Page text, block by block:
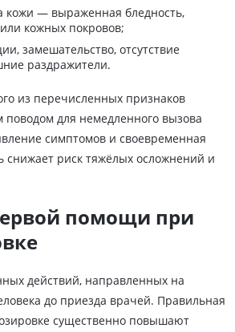
кожи — выраженная бледность,
кожных покровов;
замешательство, отсутствие
раздражители.
из перечисленных признаков
поводом для немедленного вызова
симптомов и своевременная
риск тяжёлых осложнений и
помощи при
действий, направленных на
до приезда врачей. Правильная
существенно повышают